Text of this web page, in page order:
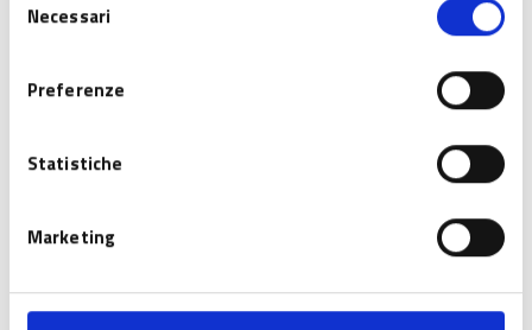
delNecessari
Preferenze
Statistiche
Marketing
Dotazione finanziaria
Caratteristiche dell'agevolazione
Regime di Aiuto di Stato
Come partecipare